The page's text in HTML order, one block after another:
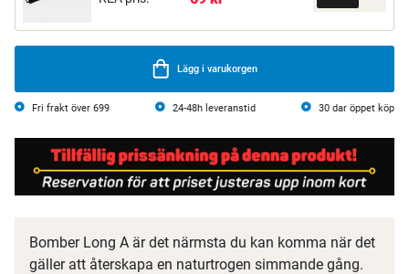
Lägg i varukorgen
Fri frakt över 699 24-48h leveranstid 30 dar öppet köp
Bomber Long A är det närmsta du kan komma när det
gäller att återskapa en naturtrogen simmande gång.